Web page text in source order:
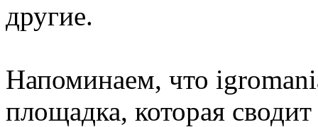
другие.
Напоминаем, что
площадка, которая